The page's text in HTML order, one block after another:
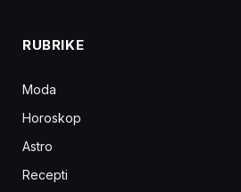
RUBRIKE
Moda
Horoskop
Astro
Recepti